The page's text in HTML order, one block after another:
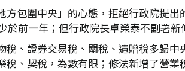
包圍中央」的心態，拒絕行政院提
於前一年；但行政院長卓榮泰不副署新
稅、證券交易稅、關稅、遺贈稅多歸
、契稅，為數有限；修法新增了營業